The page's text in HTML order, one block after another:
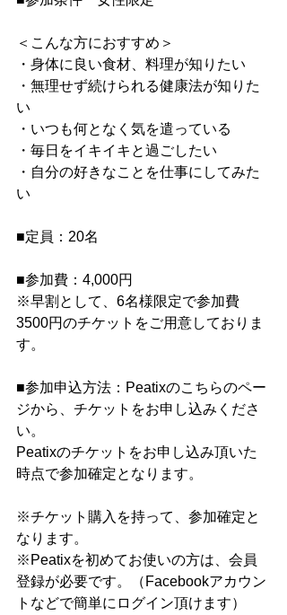
＜こんな方におすすめ＞
・身体に良い食材、料理が知りたい
・無理せず続けられる健康法が知りた
い
・いつも何となく気を遣っている
・毎日をイキイキと過ごしたい
・自分の好きなことを仕事にしてみた
い
■定員：20名
■参加費：4,000円
※早割として、6名様限定で参加費
3500円のチケットをご用意しておりま
す。
■参加申込方法：Peatixのこちらのペー
ジから、チケットをお申し込みくださ
い。
Peatixのチケットをお申し込み頂いた
時点で参加確定となります。
※チケット購入を持って、参加確定と
なります。
※Peatixを初めてお使いの方は、会員
登録が必要です。（Facebookアカウン
トなどで簡単にログイン頂けます）